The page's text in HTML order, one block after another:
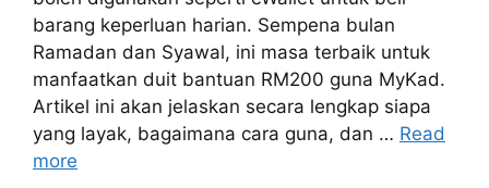
barang keperluan harian. Sempena bulan
Ramadan dan Syawal, ini masa terbaik untuk
manfaatkan duit bantuan RM200 guna MyKad.
Artikel ini akan jelaskan secara lengkap siapa
yang layak, bagaimana cara guna, dan … Read
more